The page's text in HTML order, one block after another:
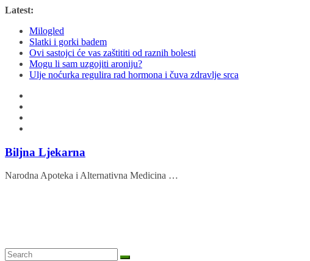
Skip
content
Latest:
Milogled
Slatki i gorki badem
Ovi sastojci će vas zaštititi od raznih bolesti
Mogu li sam uzgojiti aroniju?
Ulje noćurka regulira rad hormona i čuva zdravlje srca
Biljna Ljekarna
Narodna Apoteka i Alternativna Medicina …